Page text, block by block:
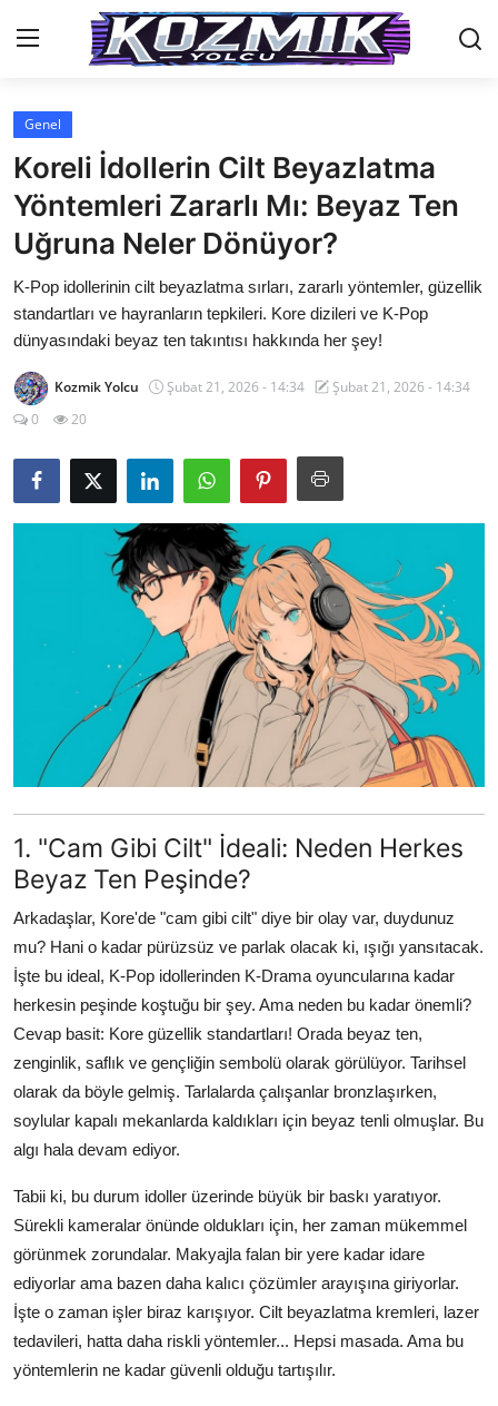
Anasayfa
Genel
İletişim
Anime Önerileri
Kore Dünyası
Anime Karakterleri
Dizi & Film
Genel
Koreli İdollerin Cilt Beyazlatma
Yöntemleri Zararlı Mı: Beyaz Ten
Uğruna Neler Dönüyor?
K-Pop idollerinin cilt beyazlatma sırları, zararlı yöntemler, güzellik
standartları ve hayranların tepkileri. Kore dizileri ve K-Pop
dünyasındaki beyaz ten takıntısı hakkında her şey!
Kozmik Yolcu Şubat 21, 2026 - 14:34
Şubat 21, 2026 - 14:34
0
20
1. "Cam Gibi Cilt" İdeali: Neden Herkes
Beyaz Ten Peşinde?
Arkadaşlar, Kore'de "cam gibi cilt" diye bir olay var, duydunuz
mu? Hani o kadar pürüzsüz ve parlak olacak ki, ışığı yansıtacak.
İşte bu ideal, K-Pop idollerinden K-Drama oyuncularına kadar
herkesin peşinde koştuğu bir şey. Ama neden bu kadar önemli?
Cevap basit: Kore güzellik standartları! Orada beyaz ten,
zenginlik, saflık ve gençliğin sembolü olarak görülüyor. Tarihsel
olarak da böyle gelmiş. Tarlalarda çalışanlar bronzlaşırken,
soylular kapalı mekanlarda kaldıkları için beyaz tenli olmuşlar. Bu
algı hala devam ediyor.
Tabii ki, bu durum idoller üzerinde büyük bir baskı yaratıyor.
Sürekli kameralar önünde oldukları için, her zaman mükemmel
görünmek zorundalar. Makyajla falan bir yere kadar idare
ediyorlar ama bazen daha kalıcı çözümler arayışına giriyorlar.
İşte o zaman işler biraz karışıyor. Cilt beyazlatma kremleri, lazer
tedavileri, hatta daha riskli yöntemler... Hepsi masada. Ama bu
yöntemlerin ne kadar güvenli olduğu tartışılır.